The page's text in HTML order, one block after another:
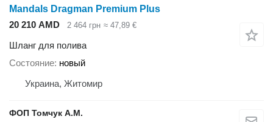
Mandals Dragman Premium Plus
20 210 AMD
2 464 грн ≈ 47,89 €
Шланг для полива
Состояние новый
Украина, Житомир
ФОП Томчук А.М.